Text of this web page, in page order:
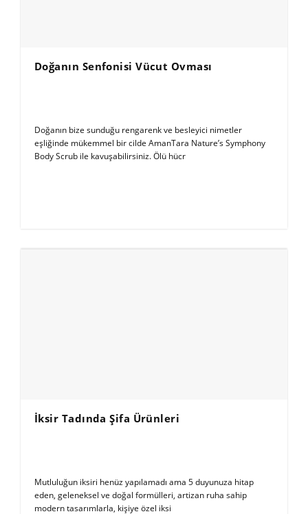
Doğanın Senfonisi Vücut Ovması
Doğanın bize sunduğu rengarenk ve besleyici nimetler
eşliğinde mükemmel bir cilde AmanTara Nature’s Symphony
Body Scrub ile kavuşabilirsiniz. Ölü hücr
İksir Tadında Şifa Ürünleri
Mutluluğun iksiri henüz yapılamadı ama 5 duyunuza hitap
eden, geleneksel ve doğal formülleri, artizan ruha sahip
modern tasarımlarla, kişiye özel iksi